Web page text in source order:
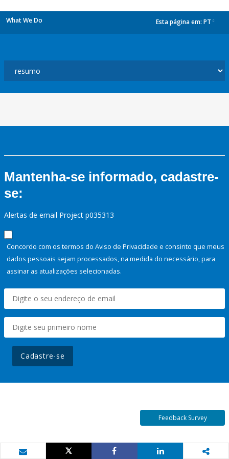
What We Do Esta página em: PT
Mantenha-se informado, cadastre-
se:
Alertas de email Project p035313
Concordo com os termos do Aviso de Privacidade e consinto que meus
dados pessoais sejam processados, na medida do necessário, para
assinar as atualizações selecionadas.
Cadastre-se
Feedback Survey